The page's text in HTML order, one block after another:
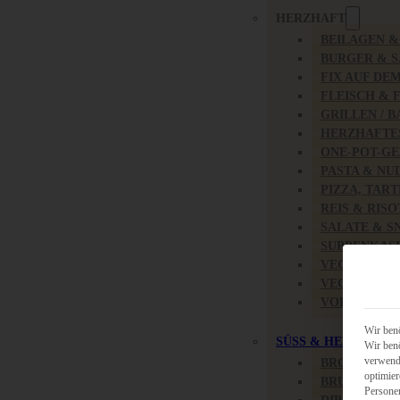
HERZHAFT
SALATE &
SÜSS & HERZHAFT
BRUNCH &
Wir
Wir